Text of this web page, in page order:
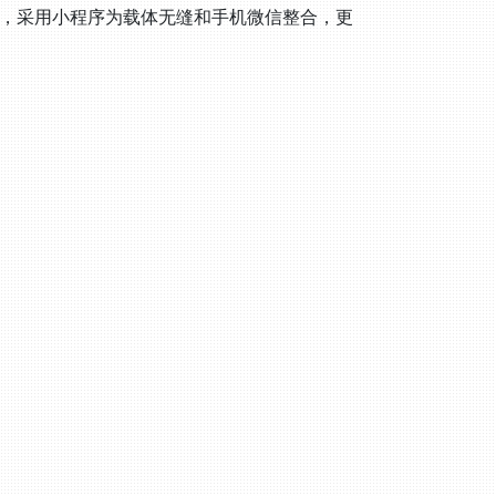
采用小程序为载体无缝和手机微信整合，更